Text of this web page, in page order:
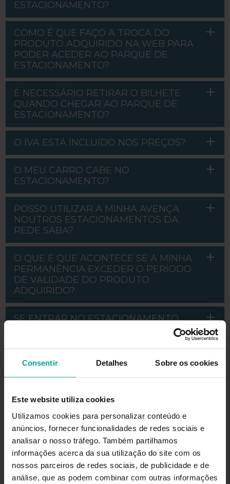
Consentir Detalhes Sobre os cookies
Este website utiliza cookies
Utilizamos cookies para personalizar conteúdo e
anúncios, fornecer funcionalidades de redes sociais e
analisar o nosso tráfego. Também partilhamos
informações acerca da sua utilização do site com os
nossos parceiros de redes sociais, de publicidade e de
análise, que as podem combinar com outras informações
MOBILIDADE ELÉTRICA
My Saba
Avisos
FAQs
ESTACIONAMENTO?
COMO É QUE FAÇO A TROCA DO
PRODUTO ADQUIRIDO NA WEB PARA
PODER ACEDER AO PARQUE DE
ESTACIONAMENTO?
É NECESSÁRIO RETIRAR O BILHETE
QUANDO CHEGAR AO PARQUE DE
ESTACIONAMENTO?
O IVA ESTÁ INCLUÍDO NOS PREÇOS?
O MEU CARRO CABE NO
ESTACIONAMENTO?
POSSO UTILIZAR A MINHA AVENÇA
NOUTROS ESTACIONAMENTOS DA
REDE SABA?
O QUE É QUE ACONTECE SE A MINHA
PERMANÊNCIA EXCEDER O PERÍODO
DE VALIDADE DO PRODUTO
ADQUIRIDO?
SE ENTRAR NO ESTACIONAMENTO
COM UM CARRO ELÉTRICO, POSSO
MYSABA
COMO É QUE POSSO CANCELAR A
MINHA CONTA?
COMO É QUE POSSO MODIFICAR A
MINHA PALAVRA-PASSE?